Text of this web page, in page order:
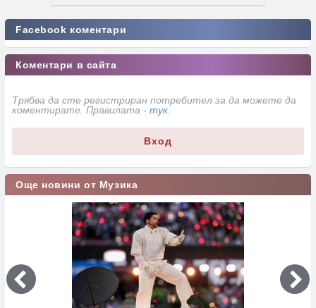
Facebook коментари
Коментари в сайта
Трябва да сте регистриран потребител за да можете да
коментирате. Правилата - тук.
Вход
Още новини от Музика